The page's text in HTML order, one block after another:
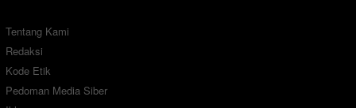
Tentang Kami
Redaksi
Kode Etik
Pedoman Media Siber